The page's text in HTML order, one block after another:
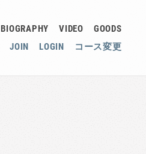
BIOGRAPHY VIDEO
GOODS
JOIN LOGIN コース変更